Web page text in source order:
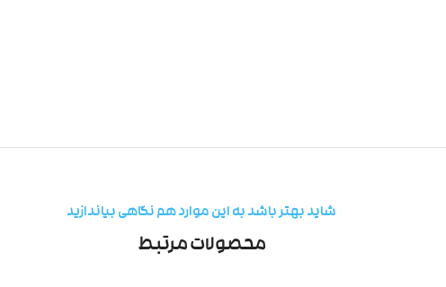
شاید بهتر باشد به این موارد هم نگاهی بیاندازید
محصولات مرتبط